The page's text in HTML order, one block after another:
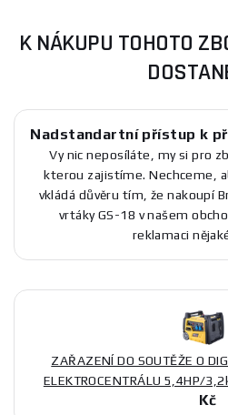
K NÁKUPU TOHOTO
Nadstandartní přístup k
Vy nic neposíláte, my si pro
kterou zajistíme. Nechceme,
vkládá důvěru tím, že nakoupí
vrtáky GS-18 v našem
reklamaci
ZAŘAZENÍ DO SOUTĚŽE O
ELEKTROCENTRÁLU 5,4HP/
Kč